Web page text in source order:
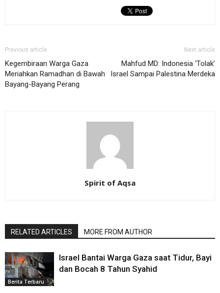
Previous article
Kegembiraan Warga Gaza
Meriahkan Ramadhan di Bawah
Bayang-Bayang Perang
Next article
Mahfud MD: Indonesia ‘Tolak’
Israel Sampai Palestina Merdeka
Spirit of Aqsa
RELATED ARTICLES MORE FROM AUTHOR
Berita Terbaru
Israel Bantai Warga Gaza saat Tidur, Bayi
dan Bocah 8 Tahun Syahid